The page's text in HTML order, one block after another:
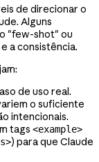
de direcionar o
Alguns
"few-shot" ou
a consistência.
de uso real.
o suficiente
intencionais.
tags <example>
) para que Claude